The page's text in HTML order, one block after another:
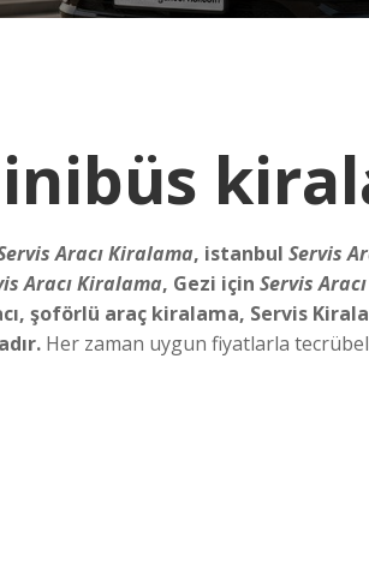
Aracı Kiralama, istanbul Servis
Aracı Kiralama, Gezi için Servis
şoförlü araç kiralama, Servis
Her zaman uygun fiyatlarla